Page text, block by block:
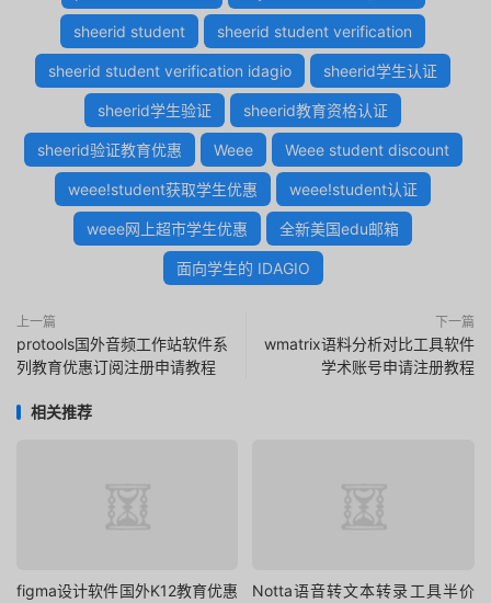
sheerid student sheerid student verification
sheerid student verification idagio sheerid学生认证
sheerid学生验证 sheerid教育资格认证
sheerid验证教育优惠 Weee Weee student discount
weee!student获取学生优惠 weee!student认证
weee网上超市学生优惠 全新美国edu邮箱
面向学生的 IDAGIO
上一篇
protools国外音频工作站软件系
列教育优惠订阅注册申请教程
下一篇
wmatrix语料分析对比工具软件
学术账号申请注册教程
相关推荐
figma设计软件国外K12教育优惠
Notta语音转文本转录工具半价